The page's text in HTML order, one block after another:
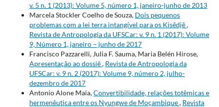
v. 5 n. 1 (2013): Volume 5, número 1, janeiro-junho de 2013
Marcela Stockler Coelho de Souza, Dois pequenos
problemas com a lei terra intangível para os Kisêdjê,
Revista de Antropologia da UFSCar: v. 9 n. 1 (2017): Volume
9, Número 1, janeiro – junho de 2017
Francisco Pazzarelli, Julia F. Sauma, Maria Belén Hirose,
Apresentação ao dossiê, Revista de Antropologia da
UFSCar: v. 9 n. 2 (2017): Volume 9, número 2, julho-
dezembro de 2017
Antonio Alone Maia,Convertibilidade, relações totêmicas e
hermenêutica entre os Nyungwe de Moçambique, Revista